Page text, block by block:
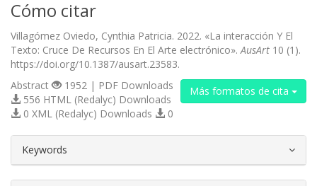
Cómo citar
Villagómez Oviedo, Cynthia Patricia. 2022. «La interacción Y El
Texto: Cruce De Recursos En El Arte electrónico». AusArt 10 (1).
https://doi.org/10.1387/ausart.23583.
Más formatos de cita
Abstract
1952 | PDF Downloads
556 HTML (Redalyc) Downloads
0 XML (Redalyc) Downloads
0
Keywords